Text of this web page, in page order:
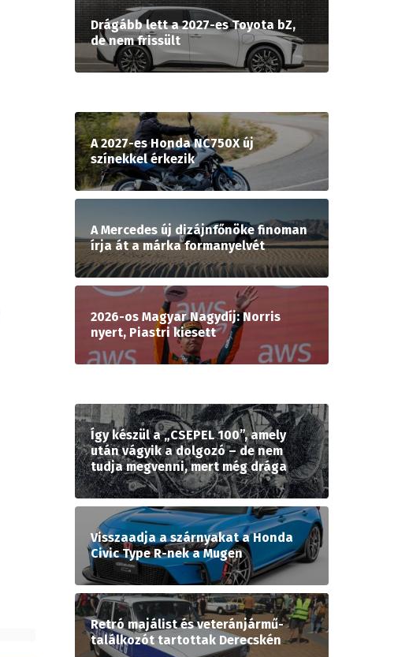
Drágább lett a 2027-es Toyota bZ,
de nem frissült
A 2027-es Honda NC750X új
színekkel érkezik
A Mercedes új dizájnfőnöke finoman
írja át a márka formanyelvét
2026-os Magyar Nagydíj: Norris
nyert, Piastri kiesett
Így készül a „CSEPEL 100”, amely
után vágyik a dolgozó – de nem
tudja megvenni, mert még drága
Visszaadja a szárnyakat a Honda
Civic Type R-nek a Mugen
Retró majálist és veteránjármű-
találkozót tartottak Derecskén